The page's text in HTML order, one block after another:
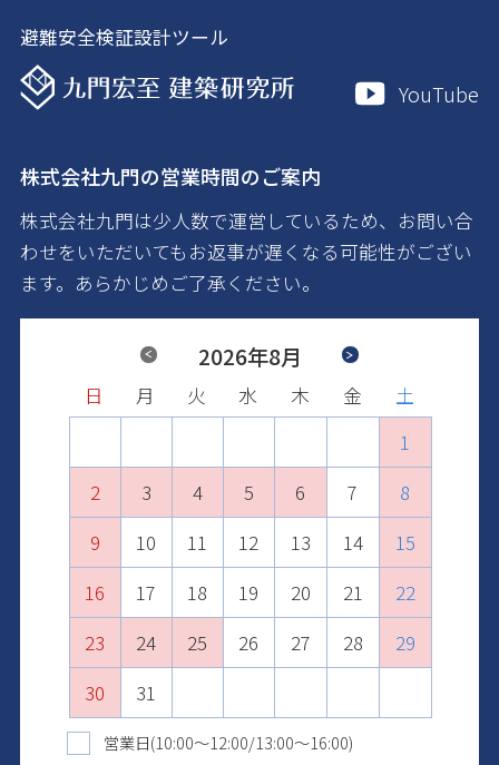
避難安全検証設計ツール
YouTube
株式会社九門の営業時間のご案内
株式会社九門は少人数で運営しているため、お問い合
わせをいただいてもお返事が遅くなる可能性がござい
ます。あらかじめご了承ください。
2026年8月
日 月 火 水 木 金
土
1
2
3 4 5 6 7
8
9
10 11 12 13 14
15
16
17 18 19 20 21
22
23
24 25 26 27 28
29
30
31
日 月 火 水 木 金
土
5
6
7 8 9 10 11
12
13
14 15 16 17 18
19
20
21 22 23 24 25
26
27
28 29 30
日 月 火 水 木 金
土
3
4
5 6 7 8 9
10
11
12 13 14 15 16
17
18
19 20 21 22 23
24
25
26 27 28 29 30 31
日 月 火 水 木 金
土
7
8
9 10 11 12 13
14
15
16 17 18 19 20
21
22
23 24 25 26 27
28
29
30
日 月 火 水 木 金
土
5
6
7 8 9 10 11
12
13
14 15 16 17 18
19
20
21 22 23 24 25
26
27
28 29 30 31
日 月 火 水 木 金
土
2
3
4 5 6 7 8
9
10
11 12 13 14 15
16
17
18 19 20 21 22
23
24
25 26 27 28 29
30
31
営業日(10:00～12:00/13:00～16:00)